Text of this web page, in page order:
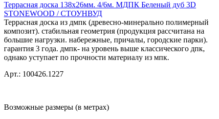
Террасная доска 138x26мм. 4/6м. МДПК Беленый дуб 3D
STONEWOOD / СТОУНВУД
Террасная доска из дмпк (древесно-минерально полимерный
композит). стабильная геометрия (продукция рассчитана на
большие нагрузки. набережные, причалы, городские парки).
гарантия 3 года. дмпк- на уровень выше классического дпк,
однако уступает по прочности материалу из мпк.
Арт.: 100426.1227
Возможные размеры (в метрах)